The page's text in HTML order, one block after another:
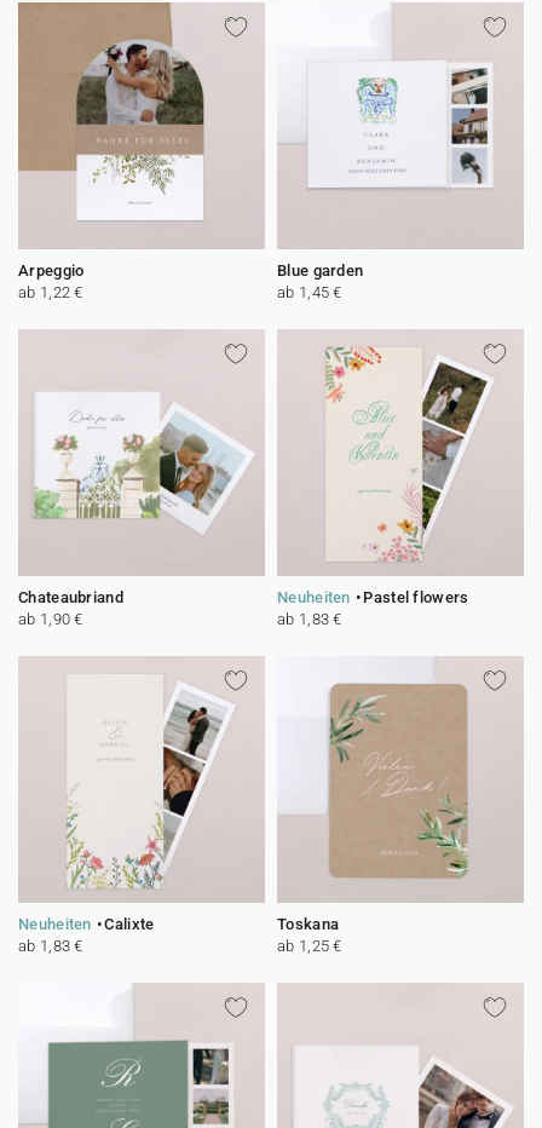
Arpeggio
ab 1,22 €
Blue garden
ab 1,45 €
Chateaubriand
ab 1,90 €
Neuheiten
Pastel flowers
ab 1,83 €
Neuheiten
Calixte
ab 1,83 €
Toskana
ab 1,25 €